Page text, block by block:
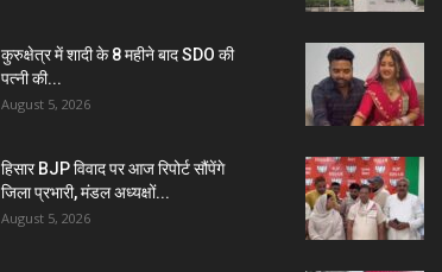
कुरुक्षेत्र में शादी के 8 महीने बाद SDO की
पत्नी की...
August 5, 2026
हिसार BJP विवाद पर आज रिपोर्ट सौंपेंगे
जिला प्रभारी, मंडल अध्यक्षों...
August 5, 2026